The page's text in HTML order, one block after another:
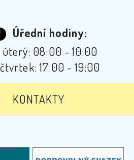
Úřední hodiny:
úterý: 08:00 - 10:00
čtvrtek: 17:00 - 19:00
KONTAKTY